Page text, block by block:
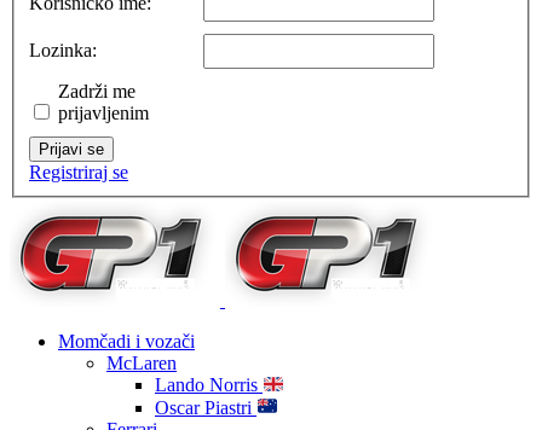
Lozinka:
Zadrži me
prijavljenim
Prijavi se
Registriraj se
Momčadi i vozači
McLaren
Lando Norris
Oscar Piastri